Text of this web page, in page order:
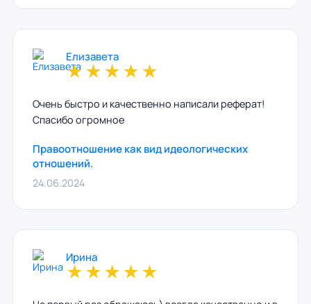
Елизавета
★★★★★
Очень быстро и качественно написали реферат!
Спасибо огромное
Правоотношение как вид идеологических
отношений.
24.06.2024
Ирина
★★★★★